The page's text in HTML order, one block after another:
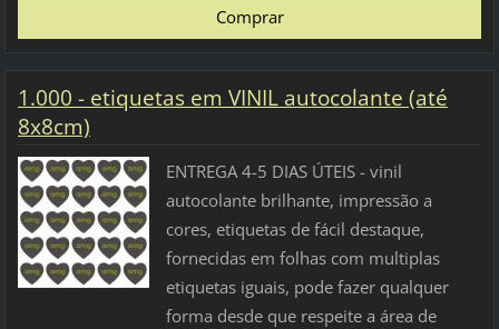
1.000 - etiquetas em VINIL autocolante (até
8x8cm)
ENTREGA 4-5 DIAS ÚTEIS - vinil
autocolante brilhante, impressão a
cores, etiquetas de fácil destaque,
fornecidas em folhas com multiplas
etiquetas iguais, pode fazer qualquer
forma desde que respeite a área de